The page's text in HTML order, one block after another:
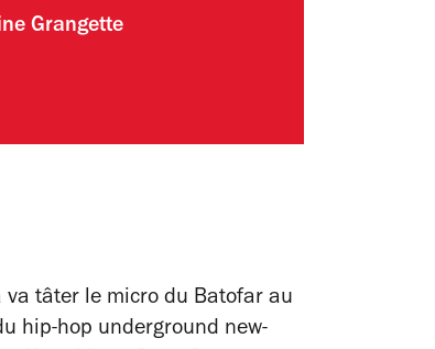
Grangette
va tâter le micro du Batofar au
hip-hop underground new-